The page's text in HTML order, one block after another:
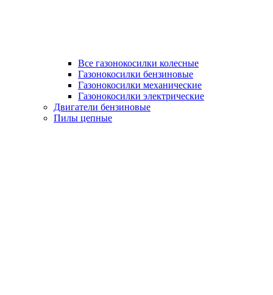
Все газонокосилки колесные
Газонокосилки бензиновые
Газонокосилки механические
Газонокосилки электрические
Двигатели бензиновые
Пилы цепные